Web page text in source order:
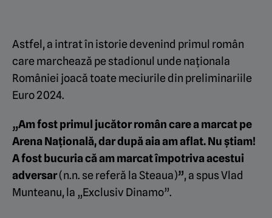
Astfel, a intrat în istorie devenind primul român
care marchează pe stadionul unde naționala
României joacă toate meciurile din preliminariile
Euro 2024.
„Am fost primul jucător român care a marcat pe
Arena Națională, dar după aia am aflat. Nu știam!
A fost bucuria că am marcat împotriva acestui
adversar(n.n. se referă la Steaua)”, a spus Vlad
Munteanu, la „Exclusiv Dinamo”.